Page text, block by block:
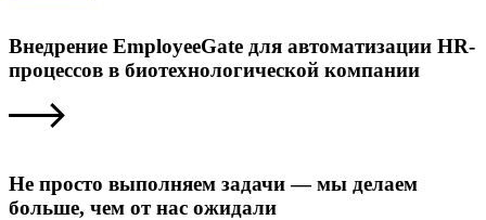
Внедрение EmployeeGate для автоматизации HR-
процессов в биотехнологической компании
Не просто выполняем задачи — мы делаем
больше, чем от нас ожидали